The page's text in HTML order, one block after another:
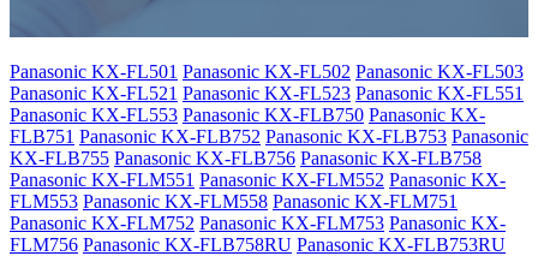
Panasonic KX-FL501 Panasonic KX-FL502 Panasonic KX-FL503
Panasonic KX-FL521 Panasonic KX-FL523 Panasonic KX-FL551
Panasonic KX-FL553 Panasonic KX-FLB750 Panasonic KX-
FLB751 Panasonic KX-FLB752 Panasonic KX-FLB753 Panasonic
KX-FLB755 Panasonic KX-FLB756 Panasonic KX-FLB758
Panasonic KX-FLM551 Panasonic KX-FLM552 Panasonic KX-
FLM553 Panasonic KX-FLM558 Panasonic KX-FLM751
Panasonic KX-FLM752 Panasonic KX-FLM753 Panasonic KX-
FLM756 Panasonic KX-FLB758RU Panasonic KX-FLB753RU